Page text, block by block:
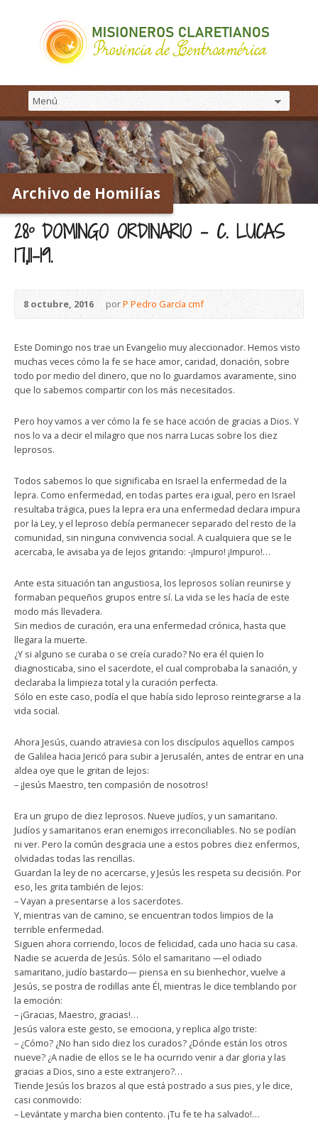
Archivo de Homilías
28º DOMINGO ORDINARIO – C. LUCAS
17,11-19.
8 octubre, 2016 porP Pedro García cmf
Este Domingo nos trae un Evangelio muy aleccionador. Hemos visto
muchas veces cómo la fe se hace amor, caridad, donación, sobre
todo por medio del dinero, que no lo guardamos avaramente, sino
que lo sabemos compartir con los más necesitados.
Pero hoy vamos a ver cómo la fe se hace acción de gracias a Dios. Y
nos lo va a decir el milagro que nos narra Lucas sobre los diez
leprosos.
Todos sabemos lo que significaba en Israel la enfermedad de la
lepra. Como enfermedad, en todas partes era igual, pero en Israel
resultaba trágica, pues la lepra era una enfermedad declara impura
por la Ley, y el leproso debía permanecer separado del resto de la
comunidad, sin ninguna convivencia social. A cualquiera que se le
acercaba, le avisaba ya de lejos gritando: -¡Impuro! ¡Impuro!…
Ante esta situación tan angustiosa, los leprosos solían reunirse y
formaban pequeños grupos entre sí. La vida se les hacía de este
modo más llevadera.
Sin medios de curación, era una enfermedad crónica, hasta que
llegara la muerte.
¿Y si alguno se curaba o se creía curado? No era él quien lo
diagnosticaba, sino el sacerdote, el cual comprobaba la sanación, y
declaraba la limpieza total y la curación perfecta.
Sólo en este caso, podía el que había sido leproso reintegrarse a la
vida social.
Ahora Jesús, cuando atraviesa con los discípulos aquellos campos
de Galilea hacia Jericó para subir a Jerusalén, antes de entrar en una
aldea oye que le gritan de lejos:
– ¡Jesús Maestro, ten compasión de nosotros!
Era un grupo de diez leprosos. Nueve judíos, y un samaritano.
Judíos y samaritanos eran enemigos irreconciliables. No se podían
ni ver. Pero la común desgracia une a estos pobres diez enfermos,
olvidadas todas las rencillas.
Guardan la ley de no acercarse, y Jesús les respeta su decisión. Por
eso, les grita también de lejos:
– Vayan a presentarse a los sacerdotes.
Y, mientras van de camino, se encuentran todos limpios de la
terrible enfermedad.
Siguen ahora corriendo, locos de felicidad, cada uno hacia su casa.
Nadie se acuerda de Jesús. Sólo el samaritano —el odiado
samaritano, judío bastardo— piensa en su bienhechor, vuelve a
Jesús, se postra de rodillas ante Él, mientras le dice temblando por
la emoción:
– ¡Gracias, Maestro, gracias!…
Jesús valora este gesto, se emociona, y replica algo triste:
– ¿Cómo? ¿No han sido diez los curados? ¿Dónde están los otros
nueve? ¿A nadie de ellos se le ha ocurrido venir a dar gloria y las
gracias a Dios, sino a este extranjero?…
Tiende Jesús los brazos al que está postrado a sus pies, y le dice,
casi conmovido:
– Levántate y marcha bien contento. ¡Tu fe te ha salvado!…